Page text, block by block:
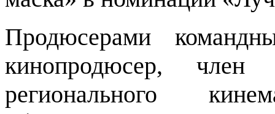
Продюсерами
кинопродюсер,
регионального